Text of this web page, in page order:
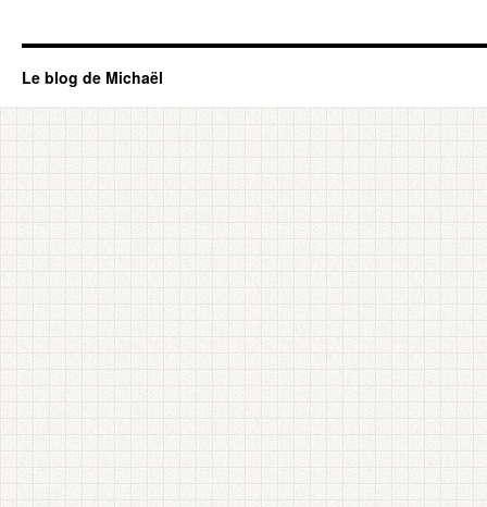
Le blog de Michaël